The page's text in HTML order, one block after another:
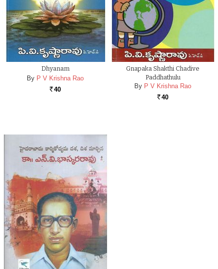
Dhyanam
By P V Krishna Rao
Rs. 40
Gnapaka Shakthi Chadive
Paddhathulu
By P V Krishna Rao
Rs. 40